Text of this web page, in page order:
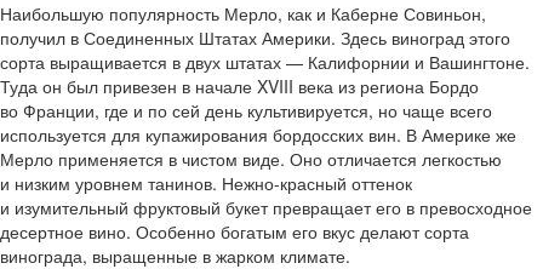
Наибольшую популярность Мерло, как и Каберне Совиньон,
получил в Соединенных Штатах Америки. Здесь виноград этого
сорта выращивается в двух штатах — Калифорнии и Вашингтоне.
Туда он был привезен в начале XVIII века из региона Бордо
во Франции, где и по сей день культивируется, но чаще всего
используется для купажирования бордосских вин. В Америке же
Мерло применяется в чистом виде. Оно отличается легкостью
и низким уровнем танинов. Нежно-красный оттенок
и изумительный фруктовый букет превращает его в превосходное
десертное вино. Особенно богатым его вкус делают сорта
винограда, выращенные в жарком климате.